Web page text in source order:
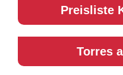
Preis­lis­te
Tor­res